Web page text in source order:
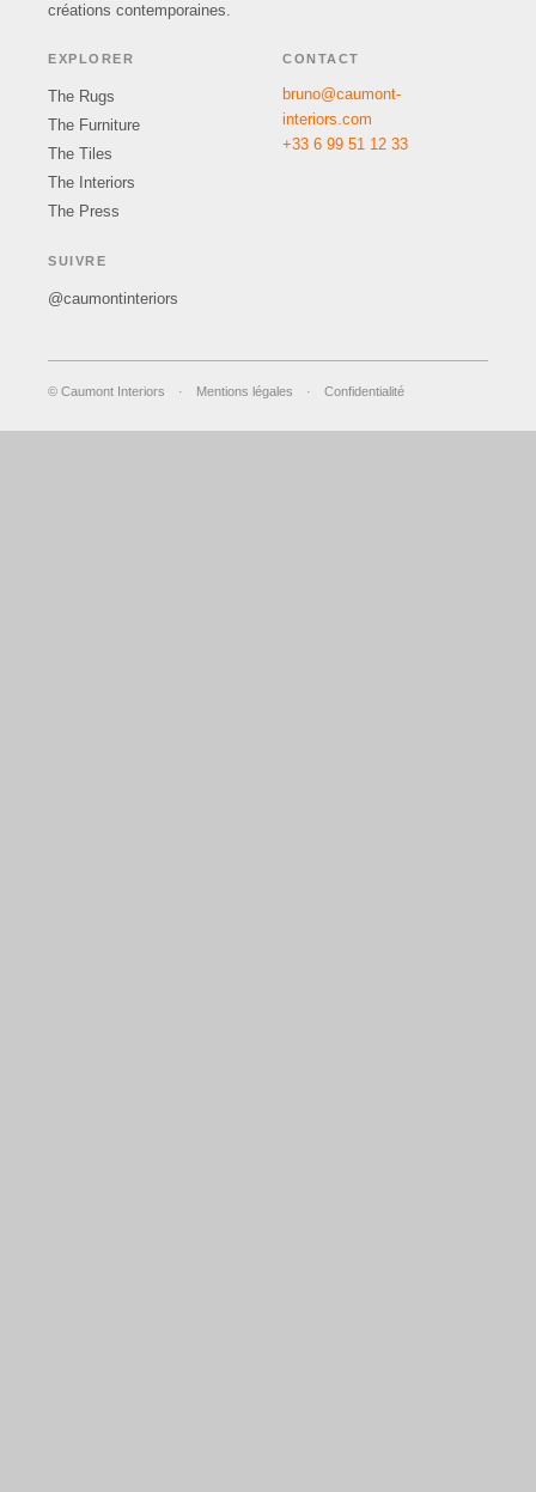
créations contemporaines.
EXPLORER
The Rugs
The Furniture
The Tiles
The Interiors
The Press
CONTACT
bruno@caumont-
interiors.com
+33 6 99 51 12 33
SUIVRE
@caumontinteriors
© Caumont Interiors · Mentions légales · Confidentialité